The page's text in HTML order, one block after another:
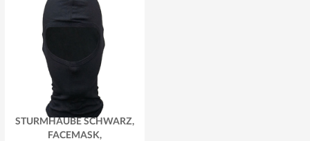
STURMHAUBE SCHWARZ,
FACEMASK,